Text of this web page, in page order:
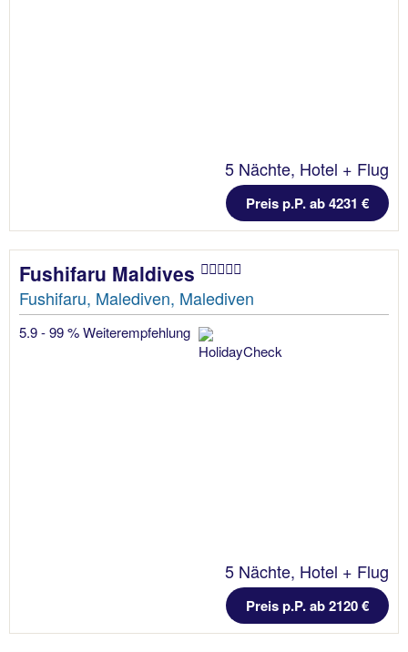
5 Nächte, Hotel + Flug
Preis p.P. ab 4231 €
Fushifaru Maldives
Fushifaru, Malediven, Malediven
5.9 - 99 % Weiterempfehlung
5 Nächte, Hotel + Flug
Preis p.P. ab 2120 €